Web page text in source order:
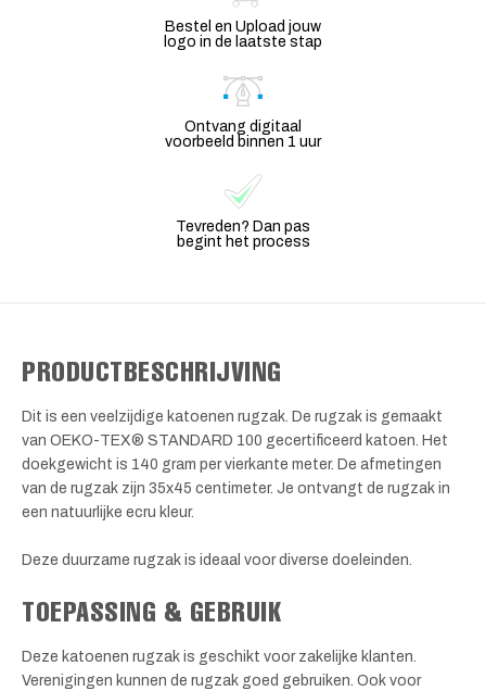
Bestel en Upload jouw
logo in de laatste stap
Ontvang digitaal
voorbeeld binnen 1 uur
Tevreden? Dan pas
begint het process
PRODUCTBESCHRIJVING
Dit is een veelzijdige katoenen rugzak. De rugzak is gemaakt
van OEKO-TEX® STANDARD 100 gecertificeerd katoen. Het
doekgewicht is 140 gram per vierkante meter. De afmetingen
van de rugzak zijn 35x45 centimeter. Je ontvangt de rugzak in
een natuurlijke ecru kleur.
Deze duurzame rugzak is ideaal voor diverse doeleinden.
TOEPASSING & GEBRUIK
Deze katoenen rugzak is geschikt voor zakelijke klanten.
Verenigingen kunnen de rugzak goed gebruiken. Ook voor